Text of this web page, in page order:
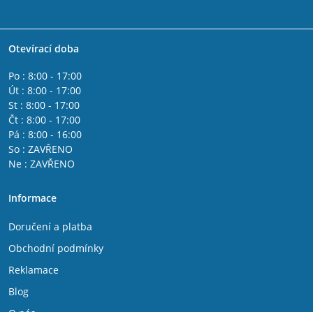
Otevírací doba
Po : 8:00 - 17:00
Út : 8:00 - 17:00
St : 8:00 - 17:00
Čt : 8:00 - 17:00
Pá : 8:00 - 16:00
So : ZAVŘENO
Ne : ZAVŘENO
Informace
Doručení a platba
Obchodní podmínky
Reklamace
Blog